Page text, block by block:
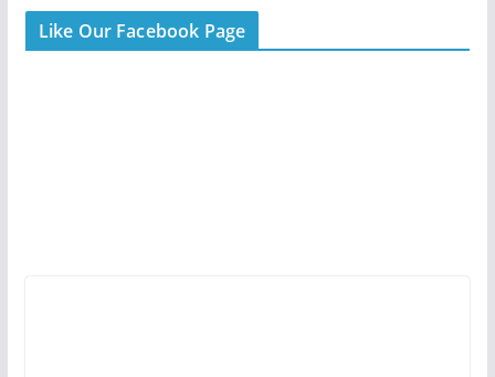
Like Our Facebook Page